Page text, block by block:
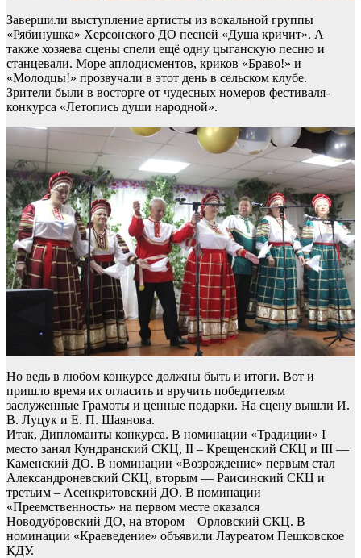
Завершили выступление артисты из вокальной группы
«Рябинушка» Херсонского ДО песней «Душа кричит». А
также хозяева сцены спели ещё одну цыганскую песню и
станцевали. Море аплодисментов, криков «Браво!» и
«Молодцы!» прозвучали в этот день в сельском клубе.
Зрители были в восторге от чудесных номеров фестиваля-
конкурса «Летопись души народной».
Но ведь в любом конкурсе должны быть и итоги. Вот и
пришло время их огласить и вручить победителям
заслуженные Грамоты и ценные подарки. На сцену вышли И.
В. Луцук и Е. П. Шаянова.
Итак, Дипломанты конкурса. В номинации «Традиции» I
место занял Кундранский СКЦ, II – Крещенский СКЦ и III —
Каменский ДО. В номинации «Возрождение» первым стал
Александроневский СКЦ, вторым — Раисинский СКЦ и
третьим – Асенкритовский ДО. В номинации
«Преемственность» на первом месте оказался
Новодубровский ДО, на втором – Орловский СКЦ. В
номинации «Краеведение» объявили Лауреатом Пешковское
КДУ.